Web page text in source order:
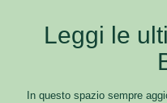
Leggi le
In questo spazio sempre